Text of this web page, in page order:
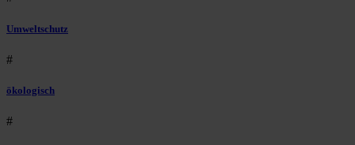
Umweltschutz
#
ökologisch
#